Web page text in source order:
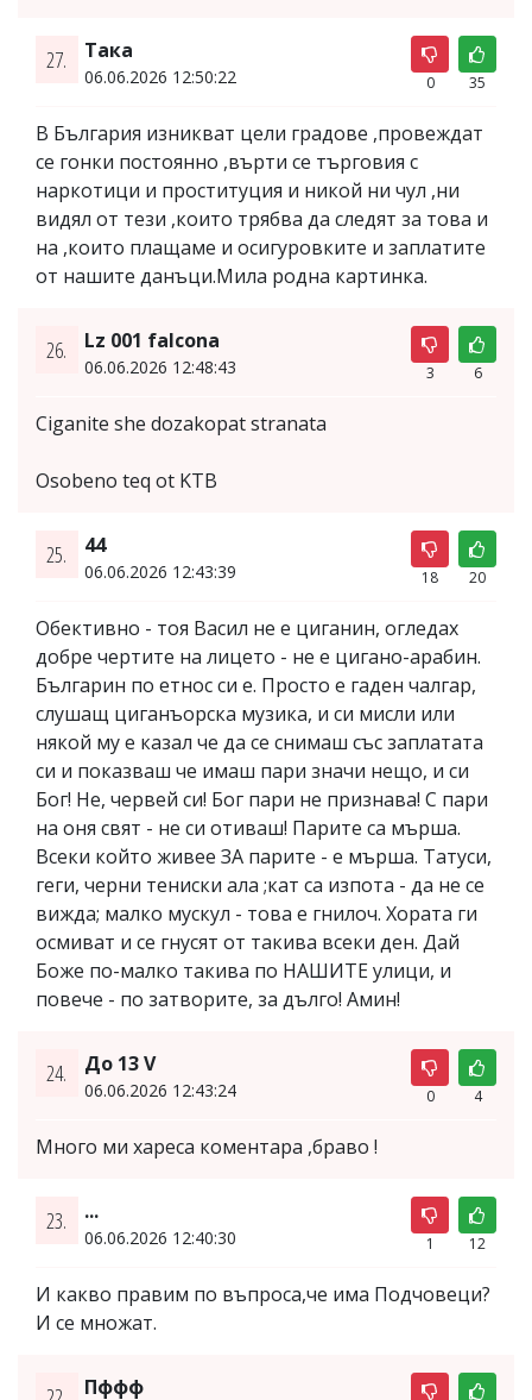
27. Така
06.06.2026 12:50:22 0 35
В България изникват цели градове ,провеждат
се гонки постоянно ,върти се търговия с
наркотици и проституция и никой ни чул ,ни
видял от тези ,които трябва да следят за това и
на ,които плащаме и осигуровките и заплатите
от нашите данъци.Мила родна картинка.
26. Lz 001 falcona
06.06.2026 12:48:43 3 6
Ciganite she dozakopat stranata
Osobeno teq ot KTB
25. 44
06.06.2026 12:43:39 18 20
Обективно - тоя Васил не е циганин, огледах
добре чертите на лицето - не е цигано-арабин.
Българин по етнос си е. Просто е гаден чалгар,
слушащ циганъорска музика, и си мисли или
някой му е казал че да се снимаш със заплатата
си и показваш че имаш пари значи нещо, и си
Бог! Не, червей си! Бог пари не признава! С пари
на оня свят - не си отиваш! Парите са мърша.
Всеки който живее ЗА парите - е мърша. Татуси,
геги, черни тениски ала ;кат са изпота - да не се
вижда; малко мускул - това е гнилоч. Хората ги
осмиват и се гнусят от такива всеки ден. Дай
Боже по-малко такива по НАШИТЕ улици, и
повече - по затворите, за дълго! Амин!
24. До 13 V
06.06.2026 12:43:24 0 4
Много ми хареса коментара ,браво !
23. ...
06.06.2026 12:40:30 1 12
И какво правим по въпроса,че има Подчовеци?
И се множат.
Пффф